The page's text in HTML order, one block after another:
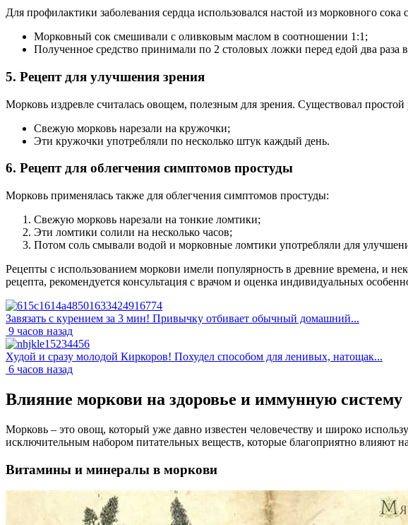
Для профилактики заболевания сердца использовался настой из морковного сока
Морковный сок смешивали с оливковым маслом в соотношении 1:1;
Полученное средство принимали по 2 столовых ложки перед едой два раза
5. Рецепт для улучшения зрения
Морковь издревле считалась овощем, полезным для зрения. Существовал
Свежую морковь нарезали на кружочки;
Эти кружочки употребляли по несколько штук каждый день.
6. Рецепт для облегчения симптомов простуды
Морковь применялась также для облегчения симптомов простуды:
Свежую морковь нарезали на тонкие ломтики;
Эти ломтики солили на несколько часов;
Потом соль смывали водой и морковные ломтики употребляли для
Рецепты с использованием моркови имели популярность в древние времена, и
рецепта, рекомендуется консультация с врачом и оценка индивидуальных
Завязать с курением за 3 мин! Привычку отбивает обычный домашний...
9 часов назад
Худой и сразу молодой Киркоров! Похудел способом для ленивых, натощак...
6 часов назад
Влияние моркови на здоровье и иммунную систему
Морковь – это овощ, который уже давно известен человечеству и широко
исключительным набором питательных веществ, которые благоприятно влияют
Витамины и минералы в моркови